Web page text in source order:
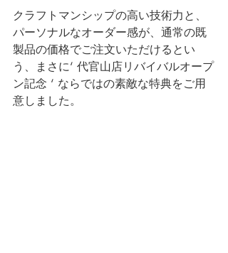
クラフトマンシップの高い技術力と、
パーソナルなオーダー感が、通常の既
製品の価格でご注文いただけるとい
う、まさに‘ 代官山店リバイバルオープ
ン記念 ‘ ならではの素敵な特典をご用
意しました。